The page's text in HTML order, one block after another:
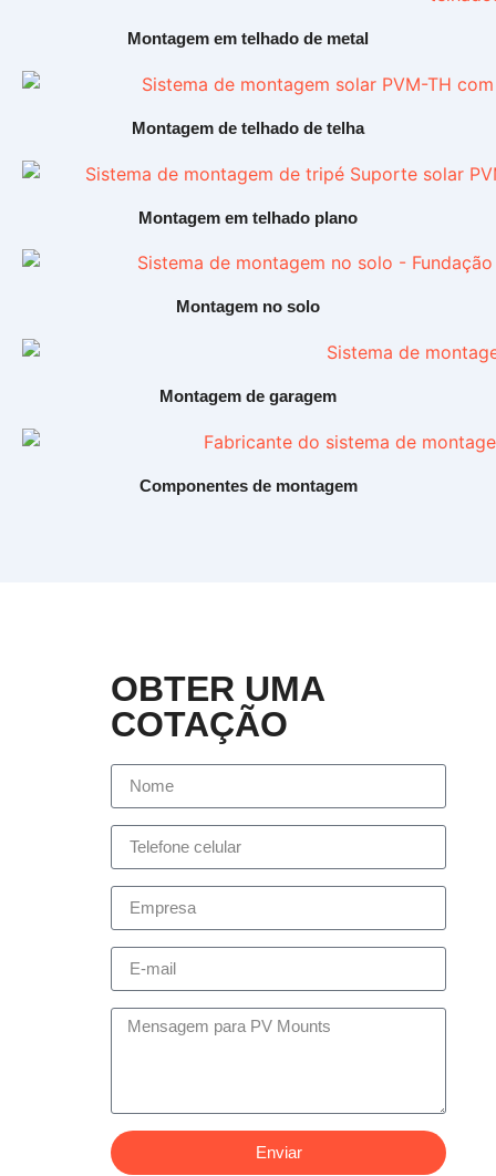
Montagem em telhado de metal
Montagem de telhado de telha
Montagem em telhado plano
Montagem no solo
Montagem de garagem
Componentes de montagem
OBTER UMA
COTAÇÃO
Enviar